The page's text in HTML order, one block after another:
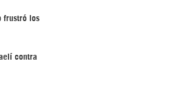
frustró los
contra